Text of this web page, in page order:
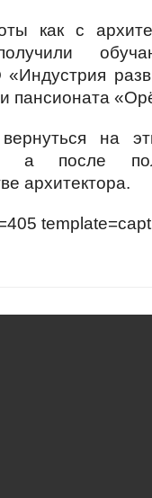
как с
пансионата
на
а после
архитектора.